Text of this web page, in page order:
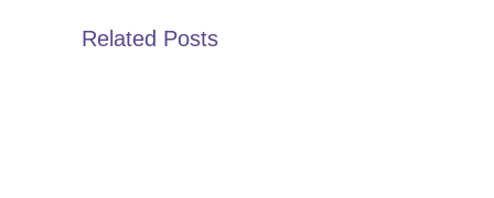
Related Posts